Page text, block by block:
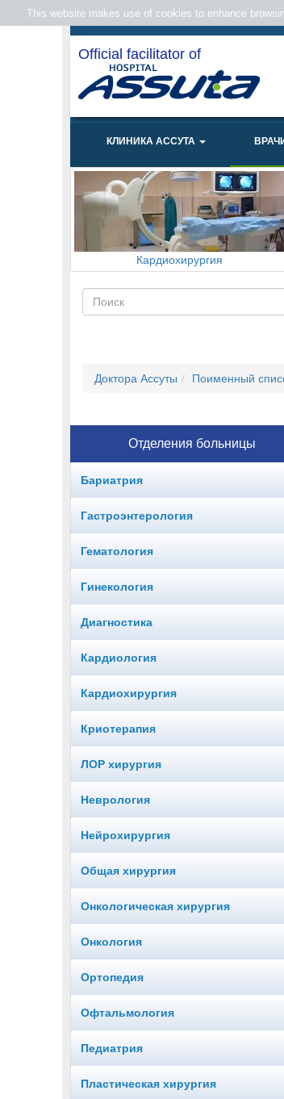
Official facilitator of
КЛИНИКА АССУТА
Кардиохирургия
Доктора Ассуты Поименный
Отделения больницы
Бариатрия
Гастроэнтерология
Гематология
Гинекология
Диагностика
Кардиология
Кардиохирургия
Криотерапия
ЛОР хирургия
Неврология
Нейрохирургия
Общая хирургия
Онкологическая хирургия
Онкология
Ортопедия
Офтальмология
Педиатрия
Пластическая хирургия
This website makes use of cookies to enhance